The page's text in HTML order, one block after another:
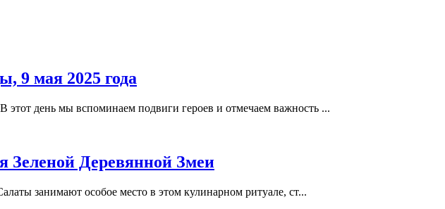
9 мая 2025 года
день мы вспоминаем подвиги героев и отмечаем важность ...
Зеленой Деревянной Змеи
занимают особое место в этом кулинарном ритуале, ст...